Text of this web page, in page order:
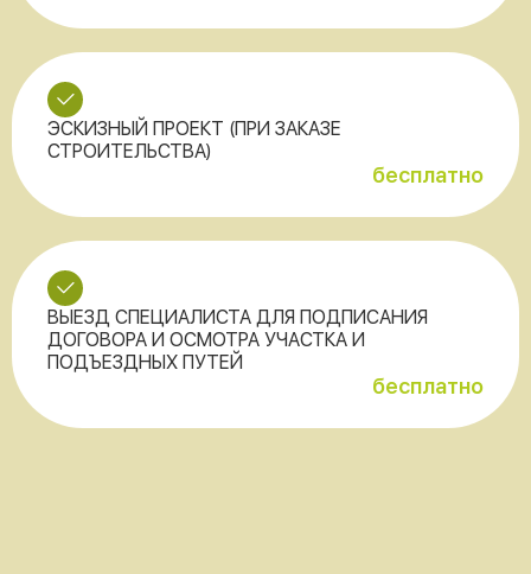
ЭСКИЗНЫЙ ПРОЕКТ (ПРИ ЗАКАЗЕ
СТРОИТЕЛЬСТВА)
бесплатно
ВЫЕЗД СПЕЦИАЛИСТА ДЛЯ ПОДПИСАНИЯ
ДОГОВОРА И ОСМОТРА УЧАСТКА И
ПОДЪЕЗДНЫХ ПУТЕЙ
бесплатно